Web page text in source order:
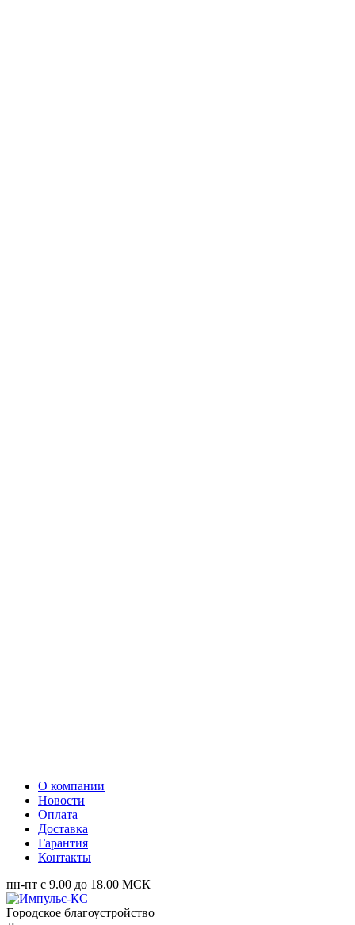
О компании
Новости
Оплата
Доставка
Гарантия
Контакты
пн-пт с 9.00 до 18.00 МСК
Городское благоустройство